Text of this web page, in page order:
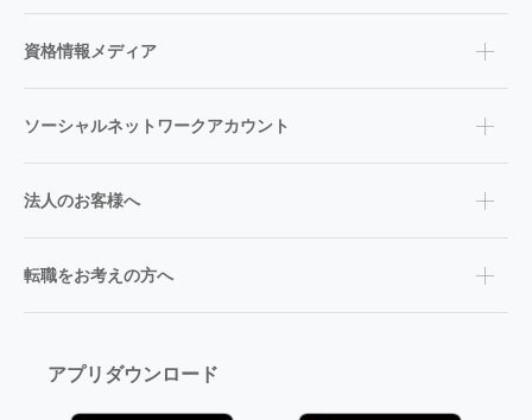
資格情報メディア
ソーシャルネットワークアカウント
法人のお客様へ
転職をお考えの方へ
アプリダウンロード